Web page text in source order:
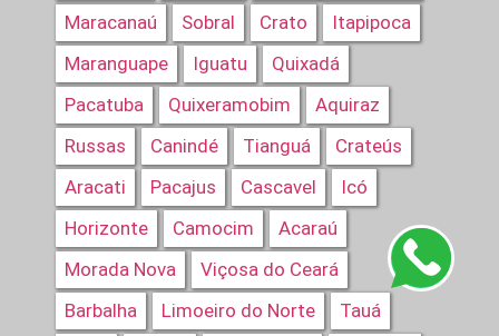
Maracanaú
Sobral Crato
Itapipoca
Maranguape
Iguatu
Quixadá
Pacatuba
Quixeramobim
Aquiraz
Russas
Canindé Tianguá
Crateús
Aracati
Pacajus Cascavel
Icó
Horizonte
Camocim
Acaraú
Morada Nova
Viçosa do Ceará
Barbalha
Limoeiro do Norte Tauá